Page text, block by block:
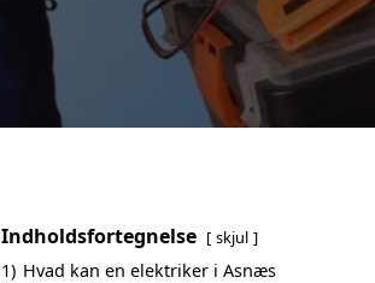
Indholdsfortegnelse skjul
1) Hvad kan en elektriker i Asnæs